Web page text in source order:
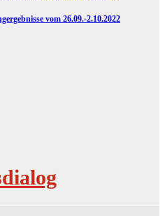
vom 26.09.-2.10.2022